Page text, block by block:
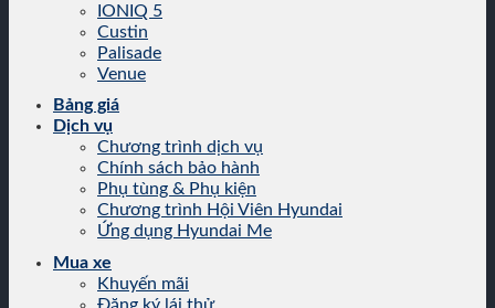
IONIQ 5
Custin
Palisade
Venue
Bảng giá
Dịch vụ
Chương trình dịch vụ
Chính sách bảo hành
Phụ tùng & Phụ kiện
Chương trình Hội Viên Hyundai
Ứng dụng Hyundai Me
Mua xe
Khuyến mãi
Đăng ký lái thử